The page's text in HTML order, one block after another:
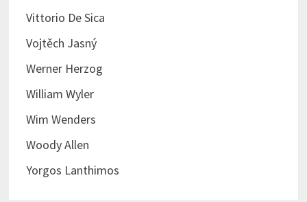
Vittorio De Sica
Vojtěch Jasný
Werner Herzog
William Wyler
Wim Wenders
Woody Allen
Yorgos Lanthimos